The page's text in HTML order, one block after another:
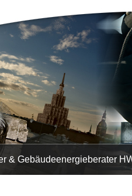
& Gebäudeenergieberater